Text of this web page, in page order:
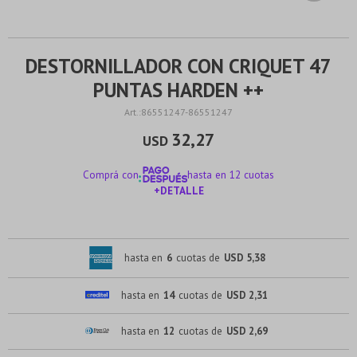
DESTORNILLADOR CON CRIQUET 47
PUNTAS HARDEN ++
86551247-86551247
USD 32,27
Comprá con
hasta en 12 cuotas
+DETALLE
hasta en 6 cuotas de USD 5,38
hasta en 14 cuotas de USD 2,31
hasta en 12 cuotas de USD 2,69